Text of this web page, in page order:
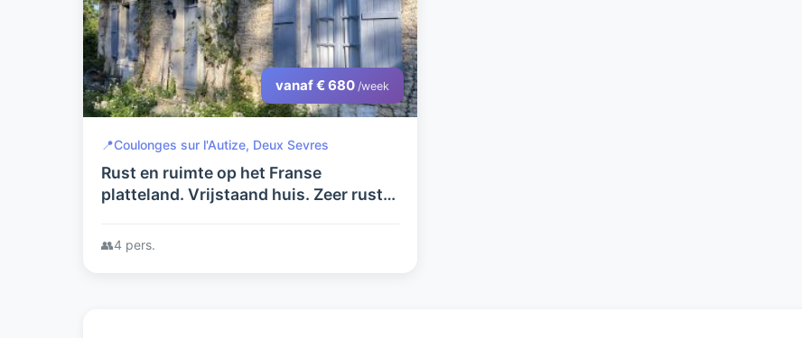
vanaf € 680 /week
📍Coulonges sur l'Autize, Deux Sevres
Rust en ruimte op het Franse
platteland. Vrijstaand huis. Zeer rustig
Authentiek en in stijl aangepast.
👥4 pers.